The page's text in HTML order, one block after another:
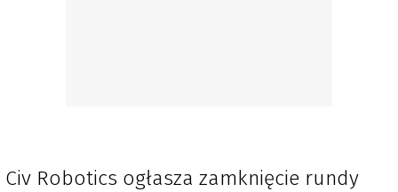
Civ Robotics ogłasza zamknięcie rundy